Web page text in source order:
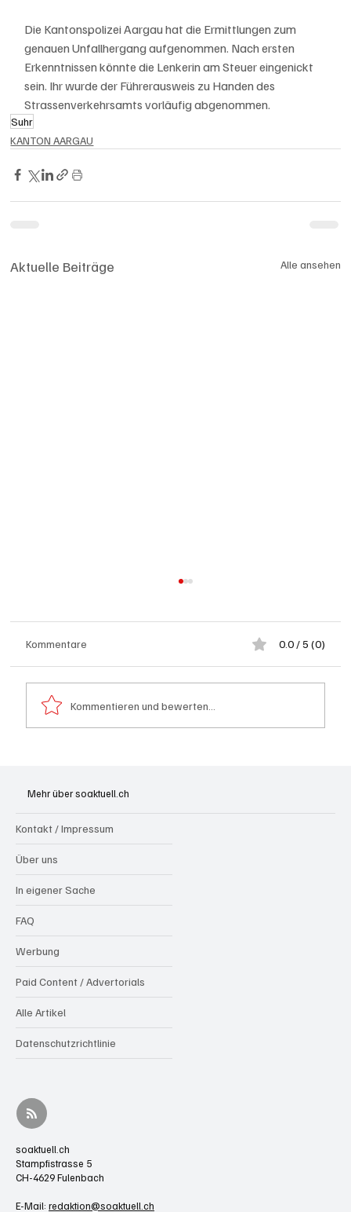
Die Kantonspolizei Aargau hat die Ermittlungen zum
genauen Unfallhergang aufgenommen. Nach ersten
Erkenntnissen könnte die Lenkerin am Steuer eingenickt
sein. Ihr wurde der Führerausweis zu Handen des
Strassenverkehrsamts vorläufig abgenommen.
Suhr
KANTON AARGAU
Aktuelle Beiträge Alle ansehen
Kommentare 0.0 / 5 (0)
Kommentieren und bewerten...
Mehr über soaktuell.ch
Kontakt / Impressum
Über uns
In eigener Sache
FAQ
Werbung
Paid Content / Advertorials
Alle Artikel
Datenschutzrichtlinie
soaktuell.ch
Stampfistrasse 5
CH-4629 Fulenbach
E-Mail: redaktion@soaktuell.ch